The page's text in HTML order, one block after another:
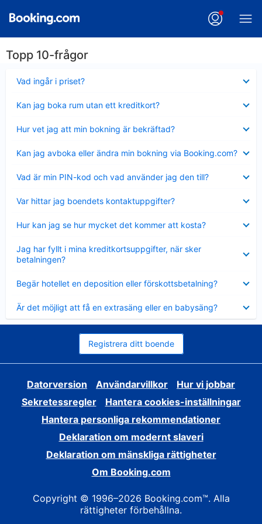
Topp 10-frågor
Vad ingår i priset?
mindre
Kan jag boka rum utan ett kreditkort?
mindre
Hur vet jag att min bokning är bekräftad?
mindre
Kan jag avboka eller ändra min bokning via Booking.com?
mindre
Vad är min PIN-kod och vad använder jag den till?
mindre
Var hittar jag boendets kontaktuppgifter?
mindre
Hur kan jag se hur mycket det kommer att kosta?
mindre
Jag har fyllt i mina kreditkortsuppgifter, när sker
betalningen?
mindre
Begär hotellet en deposition eller förskottsbetalning?
mindre
Är det möjligt att få en extrasäng eller en babysäng?
mindre
Registrera ditt boende
Datorversion Användarvillkor
Hur vi jobbar
Sekretessregler
Hantera cookies-inställningar
Hantera personliga rekommendationer
Deklaration om modernt slaveri
Deklaration om mänskliga rättigheter
Om Booking.com
Copyright © 1996–2026 Booking.com™. Alla
rättigheter förbehållna.